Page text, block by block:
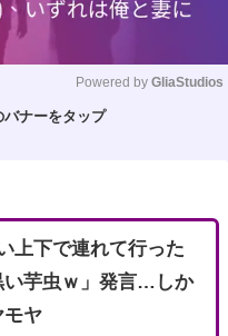
Powered by GliaStudios
ナーをタップ
上下で連れて行った
い芋虫ｗ」発言…しか
モヤ